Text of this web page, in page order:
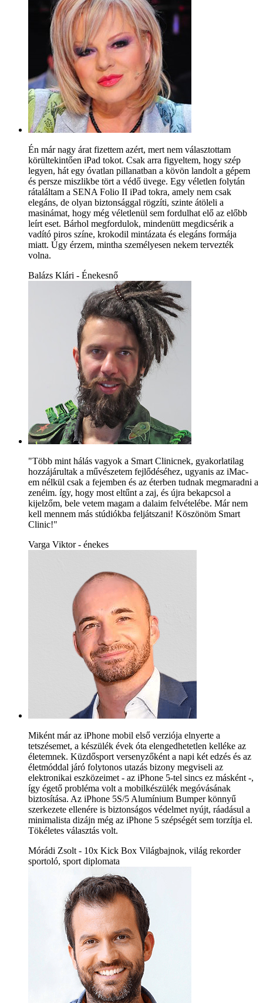
Én már nagy árat fizettem azért, mert nem választottam
körültekintően iPad tokot. Csak arra figyeltem, hogy szép
legyen, hát egy óvatlan pillanatban a kövön landolt a gépem
és persze miszlikbe tört a védő üvege. Egy véletlen folytán
rátaláltam a SENA Folio II iPad tokra, amely nem csak
elegáns, de olyan biztonsággal rögzíti, szinte átöleli a
masinámat, hogy még véletlenül sem fordulhat elő az előbb
leírt eset. Bárhol megfordulok, mindenütt megdicsérik a
vadító piros színe, krokodil mintázata és elegáns formája
miatt. Úgy érzem, mintha személyesen nekem tervezték
volna.
Balázs Klári - Énekesnő
"Több mint hálás vagyok a Smart Clinicnek, gyakorlatilag
hozzájárultak a művészetem fejlődéséhez, ugyanis az iMac-
em nélkül csak a fejemben és az éterben tudnak megmaradni a
zenéim. így, hogy most eltűnt a zaj, és újra bekapcsol a
kijelzőm, bele vetem magam a dalaim felvételébe. Már nem
kell mennem más stúdiókba feljátszani! Köszönöm Smart
Clinic!"
Varga Viktor - énekes
Miként már az iPhone mobil első verziója elnyerte a
tetszésemet, a készülék évek óta elengedhetetlen kelléke az
életemnek. Küzdősport versenyzőként a napi két edzés és az
életmóddal járó folytonos utazás bizony megviseli az
elektronikai eszközeimet - az iPhone 5-tel sincs ez másként -,
így égető probléma volt a mobilkészülék megóvásának
biztosítása. Az iPhone 5S/5 Alumínium Bumper könnyű
szerkezete ellenére is biztonságos védelmet nyújt, ráadásul a
minimalista dizájn még az iPhone 5 szépségét sem torzítja el.
Tökéletes választás volt.
Mórádi Zsolt - 10x Kick Box Világbajnok, világ rekorder
sportoló, sport diplomata